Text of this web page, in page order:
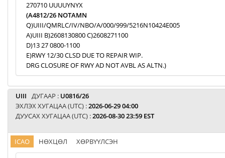
270710 UUUUYNYX
(A4812/26 NOTAMN
Q)UIII/QMRLC/IV/NBO/A/000/999/5216N10424E005
A)UIII B)2608130800 C)2608271100
D)13 27 0800-1100
E)RWY 12/30 CLSD DUE TO REPAIR WIP.
DRG CLOSURE OF RWY AD NOT AVBL AS ALTN.)
UIII ДУГААР : U0816/26
ЭХЛЭХ ХУГАЦАА (UTC) :2026-06-29 04:00
ДУУСАХ ХУГАЦАА (UTC) :2026-08-30 23:59 EST
ICAO НӨХЦӨЛ ХӨРВҮҮЛСЭН